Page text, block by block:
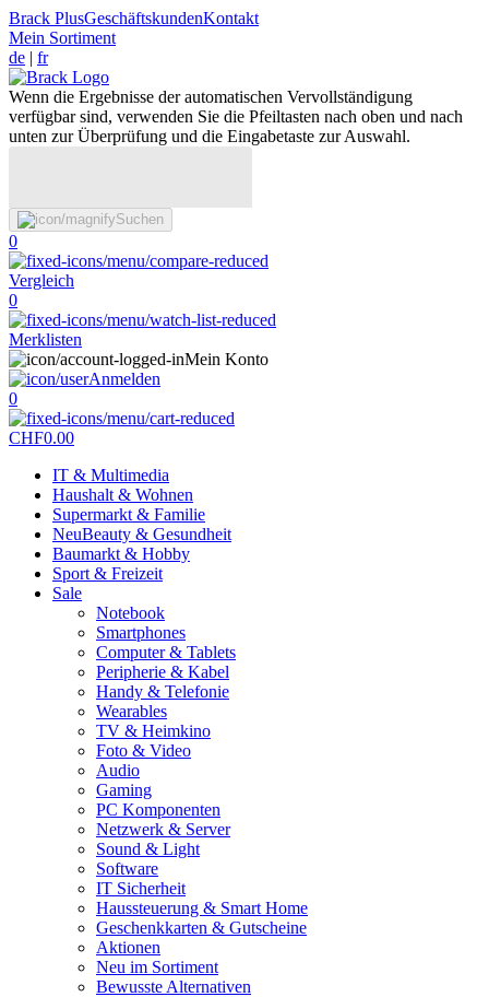
Brack PlusGeschäftskundenKontakt
Mein Sortiment
de | fr
Wenn die Ergebnisse der automatischen Vervollständigung
verfügbar sind, verwenden Sie die Pfeiltasten nach oben und nach
unten zur Überprüfung und die Eingabetaste zur Auswahl.
Suchen
0
Vergleich
0
Merklisten
Mein Konto
Anmelden
0
CHF0.00
IT & Multimedia
Haushalt & Wohnen
Supermarkt & Familie
NeuBeauty & Gesundheit
Baumarkt & Hobby
Sport & Freizeit
Sale
Notebook
Smartphones
Computer & Tablets
Peripherie & Kabel
Handy & Telefonie
Wearables
TV & Heimkino
Foto & Video
Audio
Gaming
PC Komponenten
Netzwerk & Server
Sound & Light
Software
IT Sicherheit
Haussteuerung & Smart Home
Geschenkkarten & Gutscheine
Aktionen
Neu im Sortiment
Bewusste Alternativen